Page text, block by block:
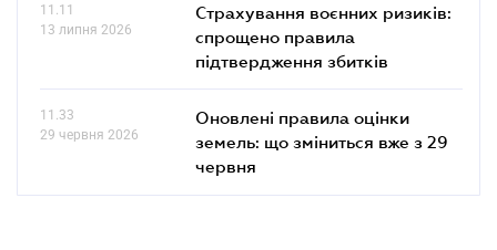
11.11
13 липня 2026
Страхування воєнних ризиків:
спрощено правила
підтвердження збитків
11.33
29 червня 2026
Оновлені правила оцінки
земель: що зміниться вже з 29
червня